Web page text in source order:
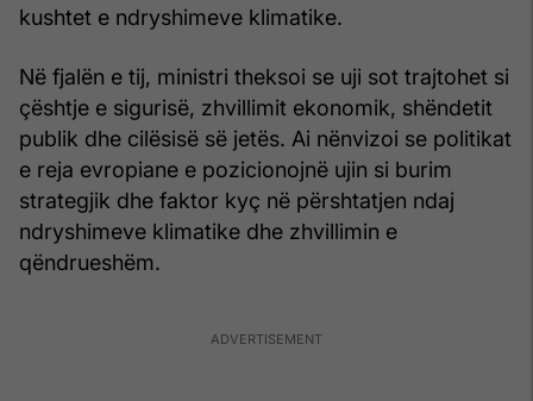
kushtet e ndryshimeve klimatike.
Në fjalën e tij, ministri theksoi se uji sot trajtohet si
çështje e sigurisë, zhvillimit ekonomik, shëndetit
publik dhe cilësisë së jetës. Ai nënvizoi se politikat
e reja evropiane e pozicionojnë ujin si burim
strategjik dhe faktor kyç në përshtatjen ndaj
ndryshimeve klimatike dhe zhvillimin e
qëndrueshëm.